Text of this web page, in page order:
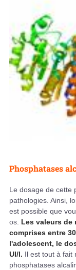
Phosphatases
Le dosage de cette
pathologies. Ainsi,
est possible que
os. Les valeurs de
comprises entre
l'adolescent, le
UI/l. Il est tout à fait
phosphatases